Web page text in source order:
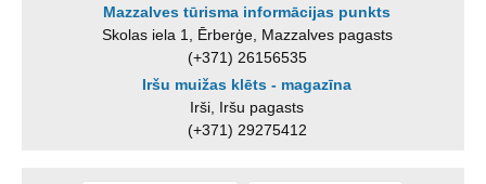
Mazzalves tūrisma informācijas punkts
Skolas iela 1, Ērberģe, Mazzalves pagasts
(+371) 26156535
Iršu muižas klēts - magazīna
Irši, Iršu pagasts
(+371) 29275412